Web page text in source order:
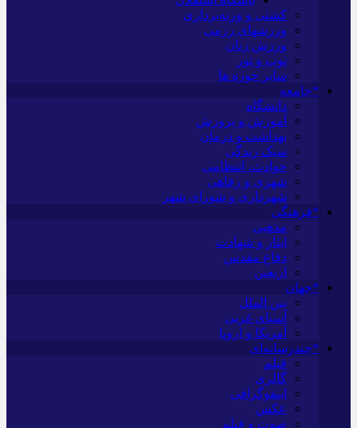
کشتی و وزنه‌برداری
ورزشهای رزمی
ورزش زنان
توپ و تور
سایر حوزه ها
*جامعه
دانشگاه
آموزش و پرورش
بهداشت و درمان
سبک زندگی
حوادث، انتظامی
شهری و رفاهی
شهرداری و شورای شهر
*فرهنگی
مذهبی
ایثار و شهادت
دفاع مقدس
اربعین
*جهان
بین الملل
آسیای غربی
آمریکا و اروپا
*چندرسانه‌ای
فیلم
گالری
اینفوگرافی
عکس
صوت و فیلم